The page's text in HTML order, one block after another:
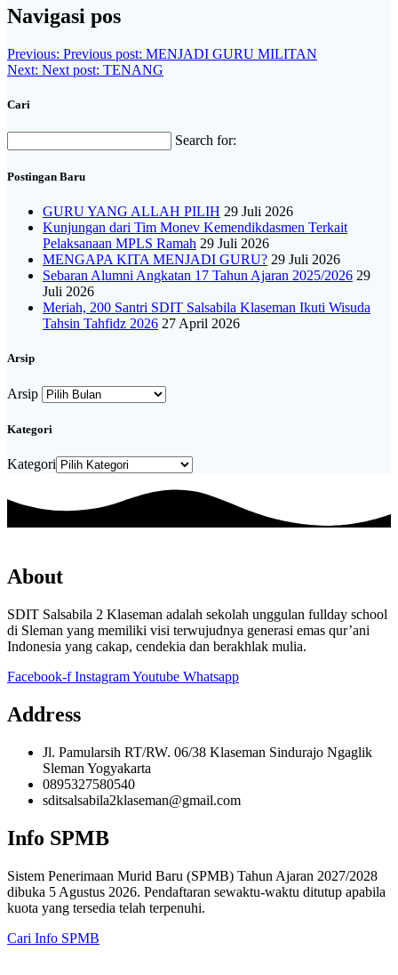
Navigasi pos
Previous: Previous post: MENJADI GURU MILITAN
Next: Next post: TENANG
Cari
Search for:
Postingan Baru
GURU YANG ALLAH PILIH 29 Juli 2026
Kunjungan dari Tim Monev Kemendikdasmen Terkait
Pelaksanaan MPLS Ramah 29 Juli 2026
MENGAPA KITA MENJADI GURU? 29 Juli 2026
Sebaran Alumni Angkatan 17 Tahun Ajaran 2025/2026 29
Juli 2026
Meriah, 200 Santri SDIT Salsabila Klaseman Ikuti Wisuda
Tahsin Tahfidz 2026 27 April 2026
Arsip
Arsip
Kategori
Kategori
About
SDIT Salsabila 2 Klaseman adalah sekolah unggulan fullday school
di Sleman yang memiliki visi terwujudnya generasi emas qur’ani
Indonesia yang cakap, cendekia dan berakhlak mulia.
Facebook-f InstagramYoutube Whatsapp
Address
Jl. Pamularsih RT/RW. 06/38 Klaseman Sindurajo Ngaglik
Sleman Yogyakarta
0895327580540
sditsalsabila2klaseman@gmail.com
Info SPMB
Sistem Penerimaan Murid Baru (SPMB) Tahun Ajaran 2027/2028
dibuka 5 Agustus 2026. Pendaftaran sewaktu-waktu ditutup apabila
kuota yang tersedia telah terpenuhi.
Cari Info SPMB